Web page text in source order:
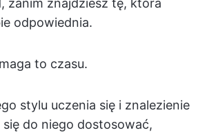
zanim znajdziesz tę, która
odpowiednia.
to czasu.
stylu uczenia się i znalezienie
do niego dostosować,